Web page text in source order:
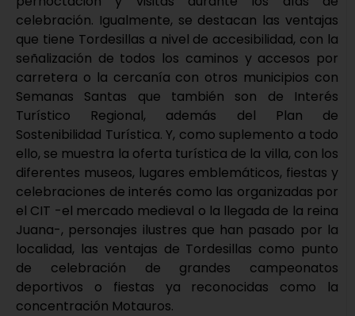
celebración. Igualmente, se destacan las ventajas
que tiene Tordesillas a nivel de accesibilidad, con la
señalización de todos los caminos y accesos por
carretera o la cercanía con otros municipios con
Semanas Santas que también son de Interés
Turístico Regional, además del Plan de
Sostenibilidad Turística. Y, como suplemento a todo
ello, se muestra la oferta turística de la villa, con los
diferentes museos, lugares emblemáticos, fiestas y
celebraciones de interés como las organizadas por
el CIT -el mercado medieval o la llegada de la reina
Juana-, personajes ilustres que han pasado por la
localidad, las ventajas de Tordesillas como punto
de celebración de grandes campeonatos
deportivos o fiestas ya reconocidas como la
concentración Motauros.